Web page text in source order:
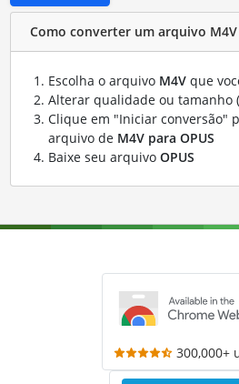
Como converter um arquivo M4V
Escolha o arquivo M4Vque
Alterar qualidade ou tamanho
Clique em "Iniciar conversão"
arquivo de M4V para OPUS
Baixe seu arquivo OPUS
300,000+